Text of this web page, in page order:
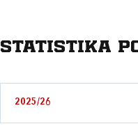
Statistika
2025/26